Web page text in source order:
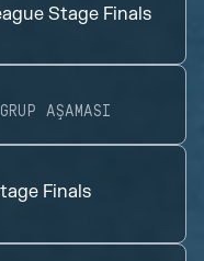
Stage Finals
GRUP AŞAMASI
Finals